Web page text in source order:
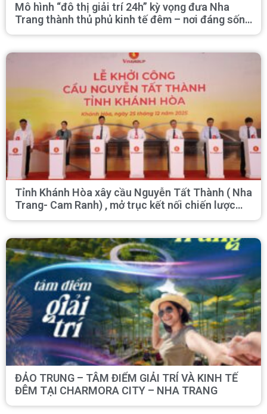
Mô hình “đô thị giải trí 24h” kỳ vọng đưa Nha
Trang thành thủ phủ kinh tế đêm – nơi đáng sống
nhất Việt Nam
Tỉnh Khánh Hòa xây cầu Nguyễn Tất Thành ( Nha
Trang- Cam Ranh) , mở trục kết nối chiến lược
phía Nam
ĐẢO TRUNG – TÂM ĐIỂM GIẢI TRÍ VÀ KINH TẾ
ĐÊM TẠI CHARMORA CITY – NHA TRANG